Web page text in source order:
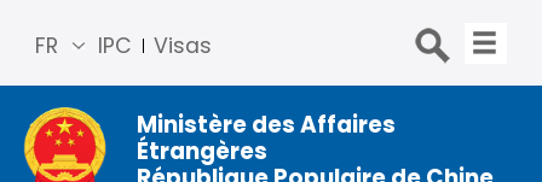
IPC Visas
FR
简体
中文
Engli
Ministère des Affaires
Étrangères